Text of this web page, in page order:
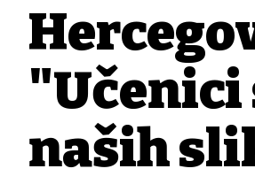
"Učenici
naših